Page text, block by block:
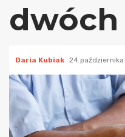
dwóch
Daria Kubiak 24